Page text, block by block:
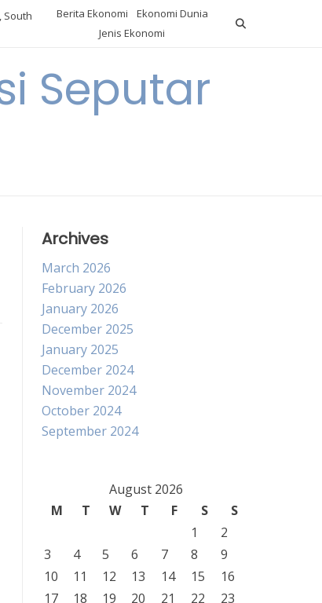
South
Berita Ekonomi
Ekonomi Dunia
Jenis Ekonomi
Seputar
Archives
March 2026
February 2026
January 2026
December 2025
January 2025
December 2024
November 2024
October 2024
September 2024
August 2026
M
T W T F S
S
1
2
3
4 5 6 7 8
9
10
11 12 13 14 15
16
17
18 19 20 21 22
23